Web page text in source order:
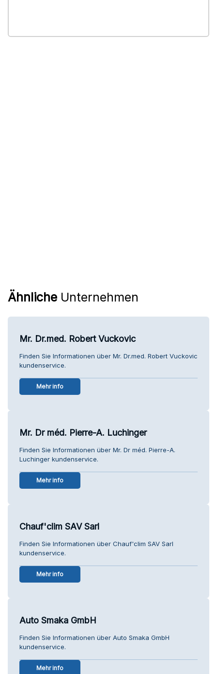
Ähnliche Unternehmen
Mr. Dr.med. Robert Vuckovic
Finden Sie Informationen über Mr. Dr.med. Robert Vuckovic
kundenservice.
Mehr info
Mr. Dr méd. Pierre-A. Luchinger
Finden Sie Informationen über Mr. Dr méd. Pierre-A.
Luchinger kundenservice.
Mehr info
Chauf'clim SAV Sarl
Finden Sie Informationen über Chauf'clim SAV Sarl
kundenservice.
Mehr info
Auto Smaka GmbH
Finden Sie Informationen über Auto Smaka GmbH
kundenservice.
Mehr info